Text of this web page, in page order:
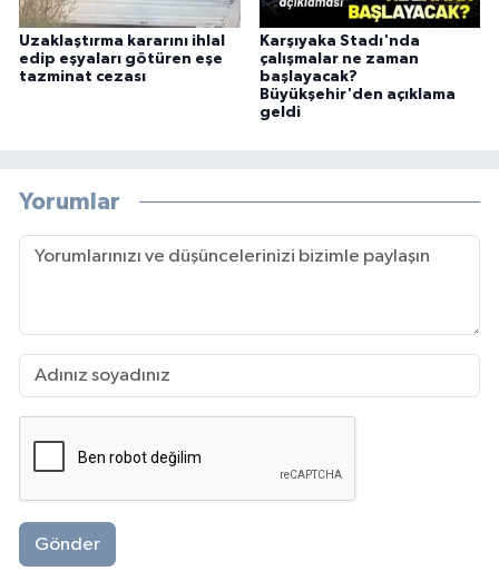
Uzaklaştırma kararını ihlal
edip eşyaları götüren eşe
tazminat cezası
Karşıyaka Stadı'nda
çalışmalar ne zaman
başlayacak?
Büyükşehir'den açıklama
geldi
Yorumlar
Gönder